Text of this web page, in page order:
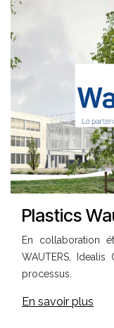
Plastics
En collaboration
WAUTERS,
processus.
En savoir plus